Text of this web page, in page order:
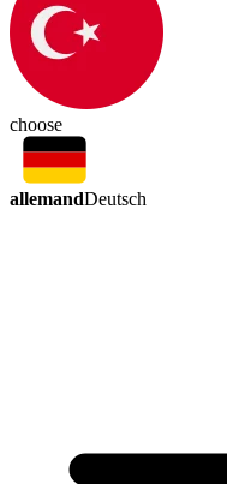
choose
allemandDeutsch